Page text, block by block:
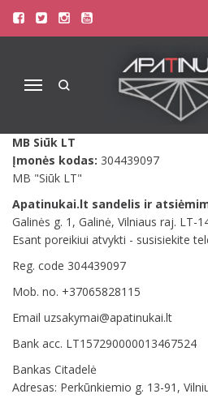
Navigacija
SUSISIEKITE SU
Susisiekite su mumis
MB Siūk LT
Įmonės kodas: 304439097
MB "Siūk LT"
Apatinukai.lt sandelis ir
Galinės g. 1, Galinė, Vilniaus raj. LT-
Esant poreikiui atvykti - susisiekite
Reg. code 304439097
Mob. no. +37065828115
Email uzsakymai@apatinukai.lt
Bank acc. LT157290000013467524
Bankas Citadelė
Adresas: Perkūnkiemio g. 13-91,